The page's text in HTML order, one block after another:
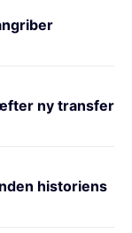
ny transfer
historiens